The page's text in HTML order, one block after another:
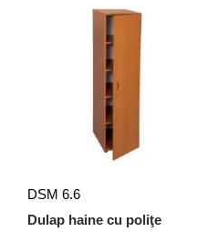
DSM 6.6
Dulap haine cu poliţe